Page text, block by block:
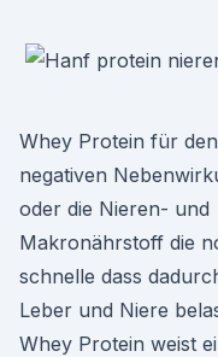
Whey Protein für
negativen
oder die Nieren-
Makronährstoff die
schnelle dass
Leber und Niere
Whey Protein weist